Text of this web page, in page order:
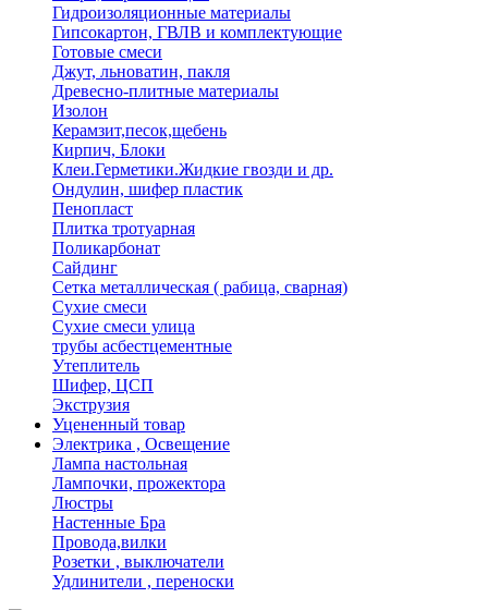
Гидроизоляционные материалы
Гипсокартон, ГВЛВ и комплектующие
Готовые смеси
Джут, льноватин, пакля
Древесно-плитные материалы
Изолон
Керамзит,песок,щебень
Кирпич, Блоки
Клеи.Герметики.Жидкие гвозди и др.
Ондулин, шифер пластик
Пенопласт
Плитка тротуарная
Поликарбонат
Сайдинг
Сетка металлическая ( рабица, сварная)
Сухие смеси
Сухие смеси улица
трубы асбестцементные
Утеплитель
Шифер, ЦСП
Экструзия
Уцененный товар
Электрика , Освещение
Лампа настольная
Лампочки, прожектора
Люстры
Настенные Бра
Провода,вилки
Розетки , выключатели
Удлинители , переноски